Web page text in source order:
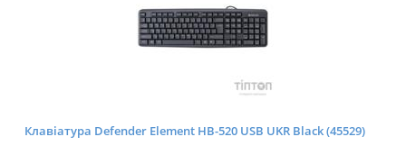
Клавіатура Defender Element HB-520 USB UKR Black (45529)